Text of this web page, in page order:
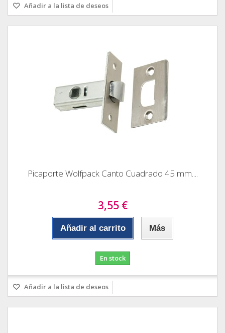
Añadir a la lista de deseos
Picaporte Wolfpack Canto Cuadrado 45 mm....
3,55 €
Añadir al carrito Más
En stock
Añadir a la lista de deseos